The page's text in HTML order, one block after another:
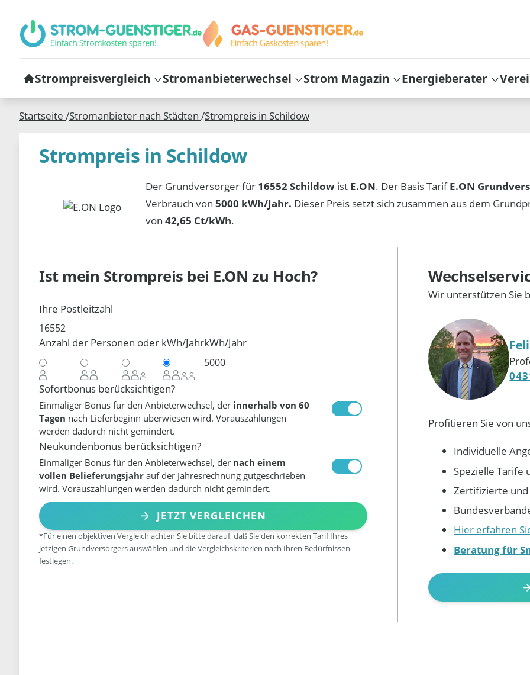
Strompreisvergleich Stromanbieterwechsel Strom Magazin Energieberater
Startseite /Stromanbieter nach Städten /Strompreis in Schildow
Strompreis in Schildow
Der Grundversorger für 16552 Schildow ist E.ON. Der Basis TarifE.ON
Verbrauch von5000 kWh/Jahr. Dieser Preis setzt sich zusammen aus dem
von42,65 Ct/kWh.
Ist mein Strompreis bei E.ON zu Hoch?
Ihre Postleitzahl
Anzahl der Personen oder kWh/JahrkWh/Jahr
Sofortbonus berücksichtigen?
Einmaliger Bonus für den Anbieterwechsel, der innerhalb von 60
Tagen nach Lieferbeginn überwiesen wird. Vorauszahlungen
werden dadurch nicht gemindert.
Neukundenbonus berücksichtigen?
Einmaliger Bonus für den Anbieterwechsel, der nach einem
vollen Belieferungsjahr auf der Jahresrechnung gutgeschrieben
wird. Vorauszahlungen werden dadurch nicht gemindert.
JETZT VERGLEICHEN
*Für einen objektiven Vergleich achten Sie bitte darauf, daß Sie den korrekten Tarif Ihres
jetzigen Grundversorgers auswählen und die Vergleichskriterien nach Ihren Bedürfnissen
festlegen.
Wir unterstützen Sie
Profitieren Sie von
Individuelle
Spezielle
Zertifizierte und
Hier erfahren
Beratung für